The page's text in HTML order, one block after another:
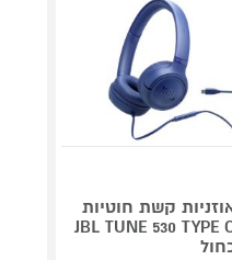
קשת חוטיות
JBL TUNE 530 TYPE